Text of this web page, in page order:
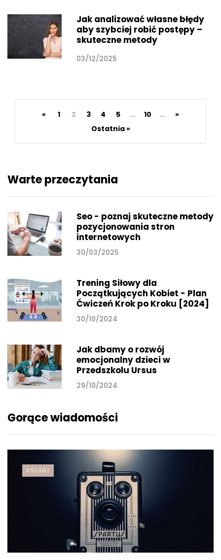
Jak analizować własne błędy
aby szybciej robić postępy –
skuteczne metody
03/12/2025
« 1 2 3 4 5 ... 10 ...
»
Ostatnia »
Warte przeczytania
Seo - poznaj skuteczne metody
pozycjonowania stron
internetowych
30/03/2025
Trening Siłowy dla
Początkujących Kobiet - Plan
Ćwiczeń Krok po Kroku [2024]
30/10/2024
Jak dbamy o rozwój
emocjonalny dzieci w
Przedszkolu Ursus
29/10/2024
Gorące wiadomości
USŁUGI